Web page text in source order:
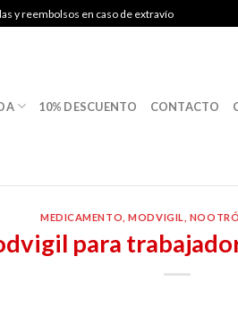
y reembolsos en caso de extravío
10% DESCUENTO CONTACTO
MEDICAMENTO ,MODVIGIL
para